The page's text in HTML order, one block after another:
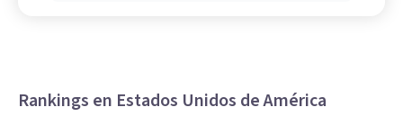
Rankings en Estados Unidos de América